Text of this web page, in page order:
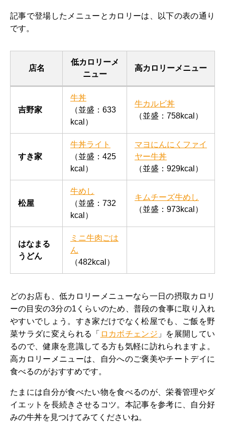
記事で登場したメニューとカロリーは、以下の表の通り
です。
店名
低カロリーメ
ニュー
高カロリーメニュー
吉野家
牛丼
（並盛：633
kcal）
牛カルビ丼
（並盛：758kcal）
すき家
牛丼ライト
（並盛：425
kcal）
マヨにんにくファイ
ヤー牛丼
（並盛：929kcal）
松屋
牛めし
（並盛：732
kcal）
キムチーズ牛めし
（並盛：973kcal）
はなまる
うどん
ミニ牛肉ごは
ん
（482kcal）
どのお店も、低カロリーメニューなら一日の摂取カロリ
ーの目安の3分の1くらいのため、普段の食事に取り入れ
やすいでしょう。すき家だけでなく松屋でも、ご飯を野
菜サラダに変えられる「 ロカボチェンジ 」を展開してい
るので、健康を意識してる方も気軽に訪れられますよ。
高カロリーメニューは、自分へのご褒美やチートデイに
食べるのがおすすめです。
たまには自分が食べたい物を食べるのが、栄養管理やダ
イエットを長続きさせるコツ。本記事を参考に、自分好
みの牛丼を見つけてみてくださいね。